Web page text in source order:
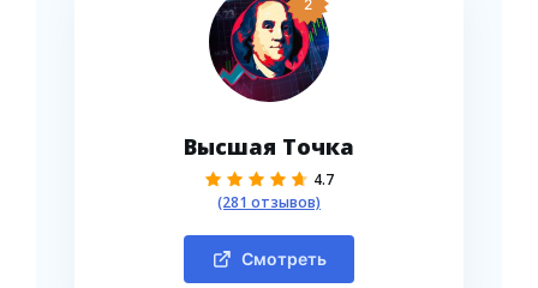
2
Высшая Точка
4.7
(281 отзывов)
Смотреть